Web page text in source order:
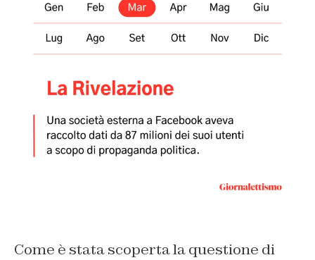
Come è stata scoperta la questione di